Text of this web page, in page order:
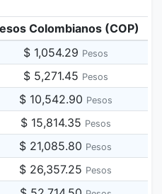
Colombianos (COP)
$ 1,054.29 Pesos
$ 5,271.45 Pesos
$ 10,542.90 Pesos
$ 15,814.35 Pesos
$ 21,085.80 Pesos
$ 26,357.25 Pesos